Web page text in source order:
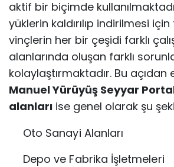
aktif bir biçimde
yüklerin kaldırılıp indirilmesi
vinçlerin her bir çeşidi farklı
alanlarında oluşan farklı
kolaylaştırmaktadır. Bu açıdan
Manuel Yürüyüş Seyyar
alanları ise genel olarak şu
Oto Sanayi Alanları
Depo ve Fabrika İşletmeleri